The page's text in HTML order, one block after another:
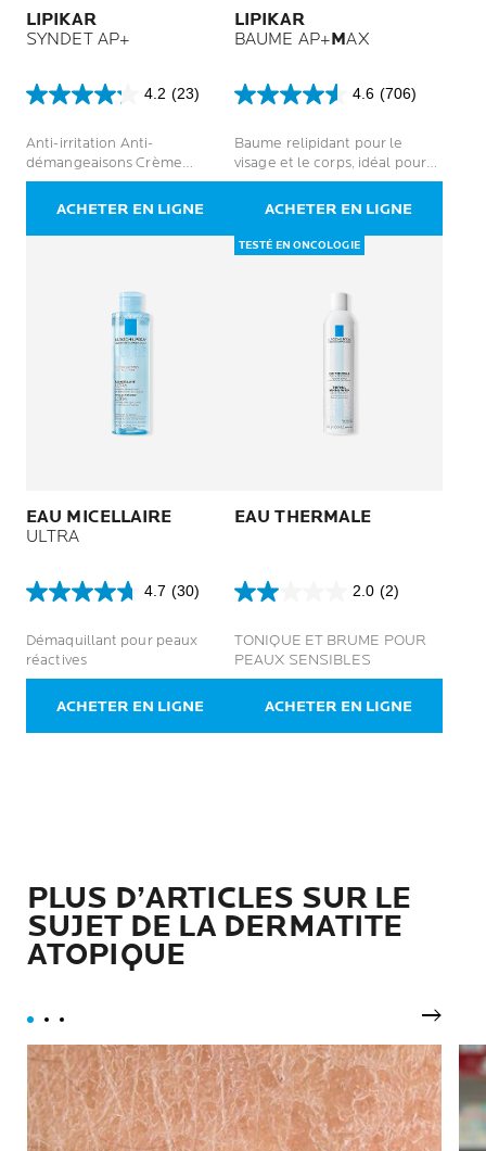
LIPIKAR
SYNDET AP+
4.2 (23)
4.2
5
étoiles.
23
Anti-irritation Anti-
démangeaisons Crème
lavante douce pour le corps
ACHETER EN LIGNE
LIPIKAR
BAUME AP+MAX
4.6 (706)
4.6
5
étoiles.
706
Baume relipidant pour le
visage et le corps, idéal pour
les peaux sèches à tendance
atopique
ACHETER EN LIGNE
EAU MICELLAIRE
ULTRA
4.7 (30)
4.7
5
étoiles.
30
Démaquillant pour peaux
réactives
ACHETER EN LIGNE
TESTÉ EN ONCOLOGIE
EAU THERMALE
2.0 (2)
2.0
5
étoiles.
2
TONIQUE ET BRUME POUR
PEAUX SENSIBLES
ACHETER EN LIGNE
PLUS D’ARTICLES SUR LE
SUJET DE LA DERMATITE
ATOPIQUE